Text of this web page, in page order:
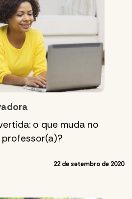
o que muda no
22 de setembro de 2020